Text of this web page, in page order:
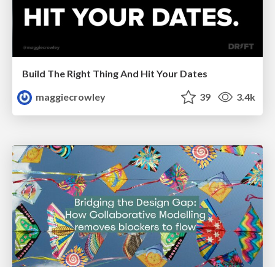
Build The Right Thing And Hit Your Dates
maggiecrowley
39 3.4k